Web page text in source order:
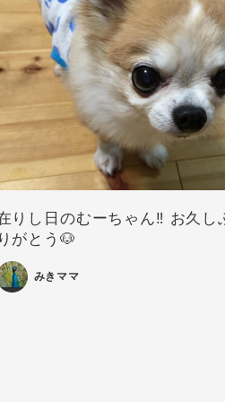
りし日のむーちゃん‼️ お久し
がとう🐶
みきママ